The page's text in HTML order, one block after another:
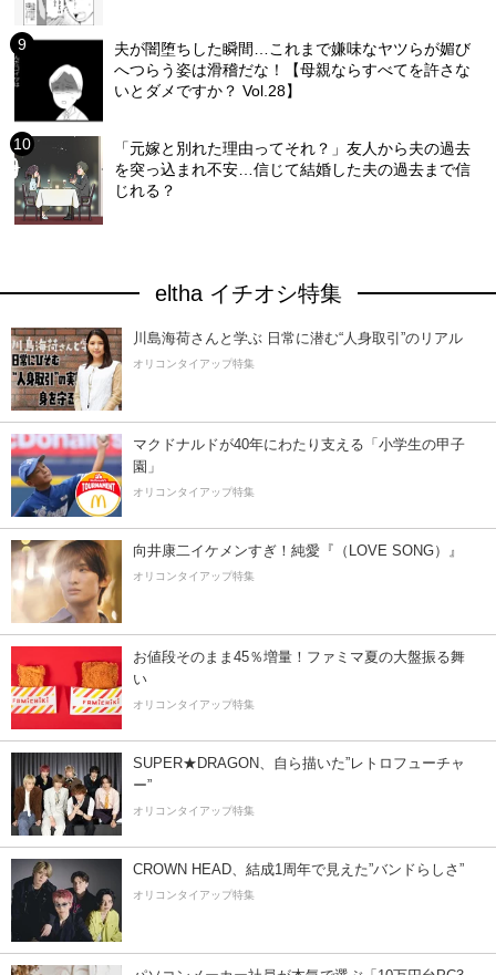
夫が闇堕ちした瞬間…これまで嫌味なヤツらが媚び
へつらう姿は滑稽だな！【母親ならすべてを許さな
いとダメですか？ Vol.28】
「元嫁と別れた理由ってそれ？」友人から夫の過去
を突っ込まれ不安…信じて結婚した夫の過去まで信
じれる？
eltha イチオシ特集
川島海荷さんと学ぶ 日常に潜む“人身取引”のリアル
オリコンタイアップ特集
マクドナルドが40年にわたり支える「小学生の甲子
園」
オリコンタイアップ特集
向井康二イケメンすぎ！純愛『（LOVE SONG）』
オリコンタイアップ特集
お値段そのまま45％増量！ファミマ夏の大盤振る舞
い
オリコンタイアップ特集
SUPER★DRAGON、自ら描いた”レトロフューチャ
ー”
オリコンタイアップ特集
CROWN HEAD、結成1周年で見えた”バンドらしさ”
オリコンタイアップ特集